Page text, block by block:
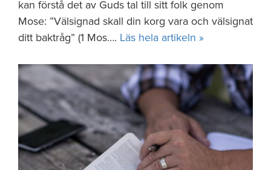
kan förstå det av Guds tal till sitt folk genom
Mose: ”Välsignad skall din korg vara och välsignat
ditt baktråg” (1 Mos…. Läs hela artikeln »